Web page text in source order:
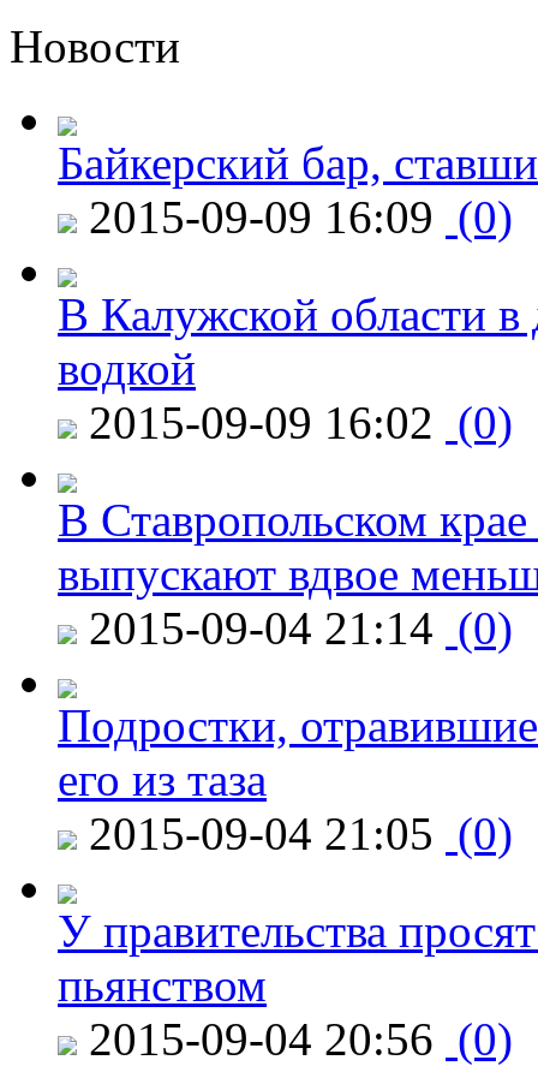
Новости
Байкерский бар,
2015-09-09 16:09 (0)
В Калужской области в
водкой
2015-09-09 16:02 (0)
В Ставропольском
выпускают вдвое
2015-09-04 21:14 (0)
Подростки,
его из таза
2015-09-04 21:05 (0)
У правительства
пьянством
2015-09-04 20:56 (0)